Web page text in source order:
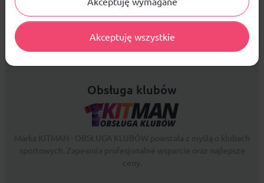
Platforma B2B zapewnia profesjonalną obsługę biznesową i
najlepsze ceny dla odbiorców hurtowych.
Obsługa klubów
Akceptuję wszystkie